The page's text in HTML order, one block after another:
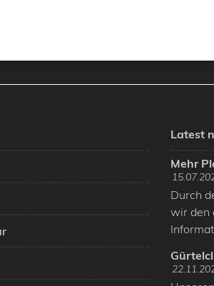
Latest
Mehr
Durch
wir den